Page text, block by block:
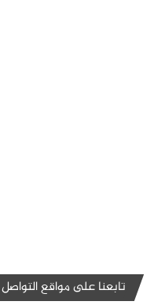
تابعنا على مواقع التواصل